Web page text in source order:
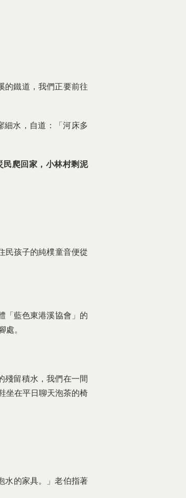
的鐵道，我們正要前往
水，自道：「河床多
民爬回家，小林村剩泥
孩子的純樸童音便從
藍色東港溪協會」的
處。
留積水，我們在一間
坐在平日聊天泡茶的椅
的家具。」老伯指著